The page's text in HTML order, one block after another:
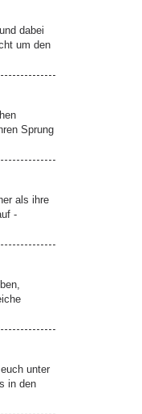
dabei
um den
Sprung
als ihre
-
unter
in den